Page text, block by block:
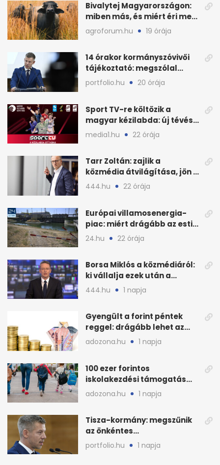
Bivalytej Magyarországon:
miben más, és miért éri meg
feldolgozni?
agroforum.hu 19 órája
14 órakor kormányszóvivői
tájékoztató: megszólal
Magyar Péter is
portfolio.hu 20 órája
Sport TV-re költözik a
magyar kézilabda: új tévés
megállapodás
media1.hu 22 órája
Tarr Zoltán: zajlik a
közmédia átvilágítása, jön a
nyilvános véleményezés
444.hu 22 órája
Európai villamosenergia-
piac: miért drágább az esti
áram Magyarországon
24.hu 22 órája
Borsa Miklós a közmédiáról:
ki vállalja ezek után a
munkát?
444.hu 1 napja
Gyengült a forint péntek
reggel: drágább lehet az
euró és a dollár
adozona.hu 1 napja
100 ezer forintos
iskolakezdési támogatás
2026 őszén: adózás,
munkáltatói plusz
adozona.hu 1 napja
Tisza-kormány: megszűnik
az önkéntes
fogyasztáscsökkentés
portfolio.hu 1 napja